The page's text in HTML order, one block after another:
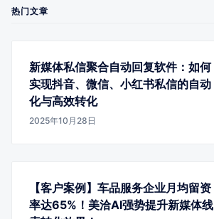
热门文章
新媒体私信聚合自动回复软件：如何
实现抖音、微信、小红书私信的自动
化与高效转化
2025年10月28日
【客户案例】车品服务企业月均留资
率达65%！美洽AI强势提升新媒体线